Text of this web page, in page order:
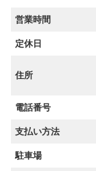
営業時間
定休日
住所
電話番号
支払い方法
駐車場